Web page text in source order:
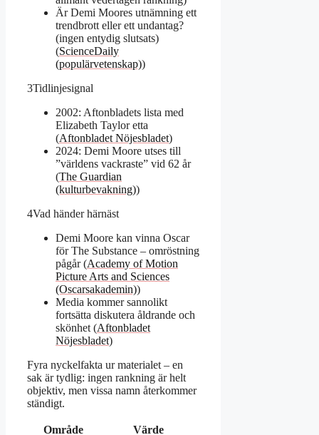
Är Demi Moores utnämning ett
trendbrott eller ett undantag?
(ingen entydig slutsats)
(ScienceDaily
(populärvetenskap))
3Tidlinjesignal
2002: Aftonbladets lista med
Elizabeth Taylor etta
(Aftonbladet Nöjesbladet)
2024: Demi Moore utses till
”världens vackraste” vid 62 år
(The Guardian
(kulturbevakning))
4Vad händer härnäst
Demi Moore kan vinna Oscar
för The Substance – omröstning
pågår (Academy of Motion
Picture Arts and Sciences
(Oscarsakademin))
Media kommer sannolikt
fortsätta diskutera åldrande och
skönhet (Aftonbladet
Nöjesbladet)
Fyra nyckelfakta ur materialet – en
sak är tydlig: ingen rankning är helt
objektiv, men vissa namn återkommer
ständigt.
Område
Värde